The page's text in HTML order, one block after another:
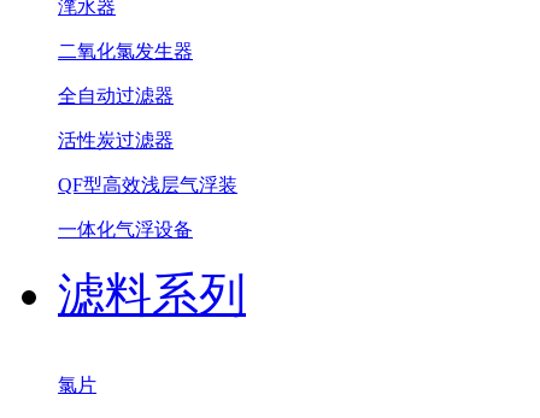
滗水器
二氧化氯发生器
全自动过滤器
活性炭过滤器
QF型高效浅层气浮装
一体化气浮设备
滤料系列
氯片